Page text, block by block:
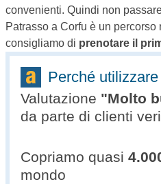
convenienti. Quindi non
Patrasso a Corfu è un
consigliamo di prenotare il
Perché
Valutazione "Molto
da parte di clienti
Copriamo quasi
mondo